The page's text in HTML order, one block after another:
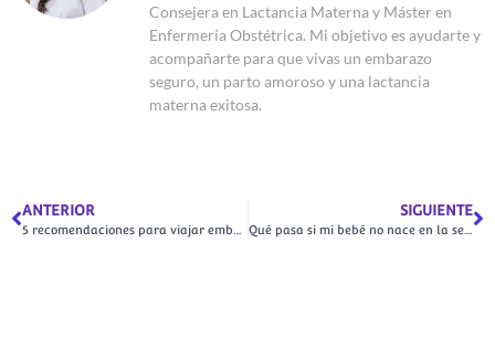
Consejera en Lactancia Materna y Máster en
Enfermería Obstétrica. Mi objetivo es ayudarte y
acompañarte para que vivas un embarazo
seguro, un parto amoroso y una lactancia
materna exitosa.
ANTERIOR
5 recomendaciones para viajar embarazada
SIGUIENTE
Qué pasa si mi bebé no nace en la semana 40